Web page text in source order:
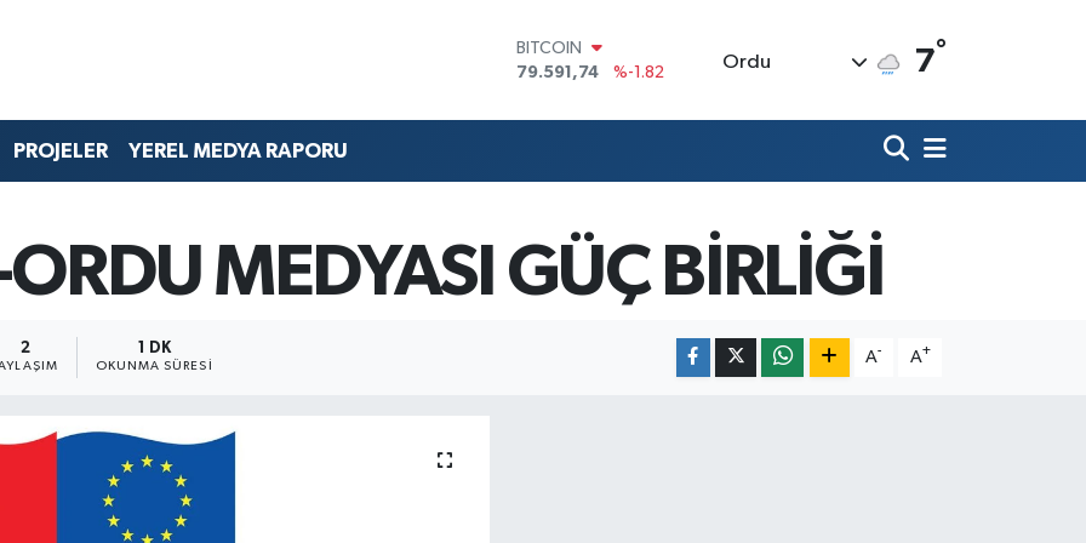
BITCOIN
79.591,74
%-1.82
45,43620
%0.02
G.ALTIN
6862,09000
%0.19
BİST100
Ordu 7°
PROJELER YEREL MEDYA RAPORU
MEDYASI GÜÇ BİRLİĞİ
2 1 DK
OKUNMA SÜRESI
A- A+